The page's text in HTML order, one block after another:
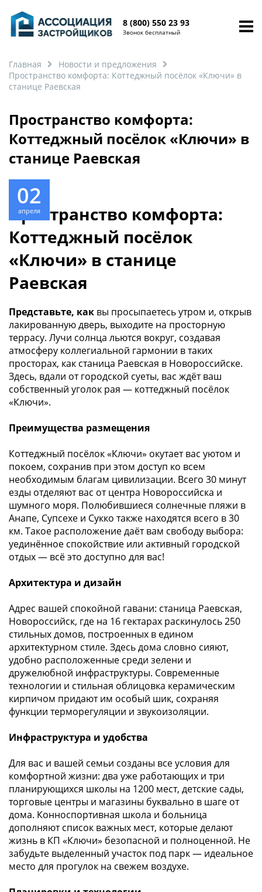
8 (800) 550 23 93
Звонок бесплатный
Главная
Новости и предложения
Пространство комфорта: Коттеджный посёлок «Ключи» в
станице Раевская
Пространство комфорта:
Коттеджный посёлок «Ключи» в
станице Раевская
02
апреля
Пространство комфорта:
Коттеджный посёлок
«Ключи» в станице
Раевская
Представьте, как вы просыпаетесь утром и, открыв
лакированную дверь, выходите на просторную
террасу. Лучи солнца льются вокруг, создавая
атмосферу коллегиальной гармонии в таких
просторах, как станица Раевская в Новороссийске.
Здесь, вдали от городской суеты, вас ждёт ваш
собственный уголок рая — коттеджный посёлок
«Ключи».
Преимущества размещения
Коттеджный посёлок «Ключи» окутает вас уютом и
покоем, сохранив при этом доступ ко всем
необходимым благам цивилизации. Всего 30 минут
езды отделяют вас от центра Новороссийска и
шумного моря. Полюбившиеся солнечные пляжи в
Анапе, Супсехе и Сукко также находятся всего в 30
км. Такое расположение даёт вам свободу выбора:
уединённое спокойствие или активный городской
отдых — всё это доступно для вас!
Архитектура и дизайн
Адрес вашей спокойной гавани: станица Раевская,
Новороссийск, где на 16 гектарах раскинулось 250
стильных домов, построенных в едином
архитектурном стиле. Здесь дома словно сияют,
удобно расположенные среди зелени и
дружелюбной инфраструктуры. Современные
технологии и стильная облицовка керамическим
кирпичом придают им особый шик, сохраняя
функции терморегуляции и звукоизоляции.
Инфраструктура и удобства
Для вас и вашей семьи созданы все условия для
комфортной жизни: два уже работающих и три
планирующихся школы на 1200 мест, детские сады,
торговые центры и магазины буквально в шаге от
дома. Конноспортивная школа и больница
дополняют список важных мест, которые делают
жизнь в КП «Ключи» безопасной и полноценной. Не
забудьте выделенный участок под парк — идеальное
место для прогулок на свежем воздухе.